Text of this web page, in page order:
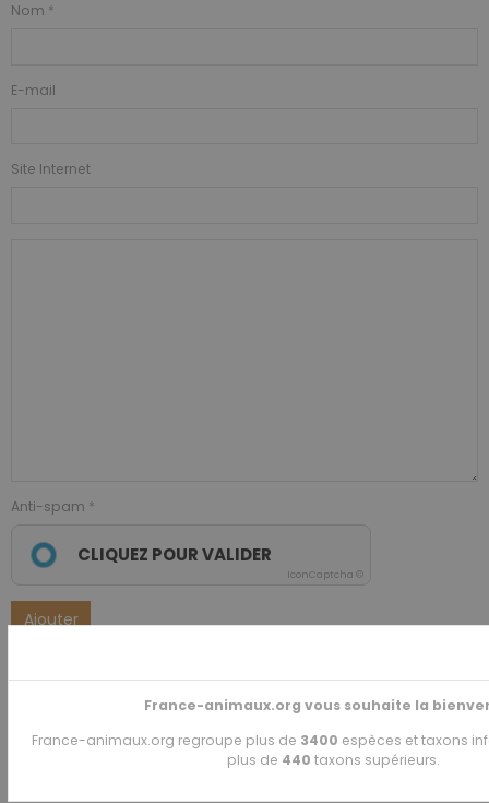
Nom
E-mail
Site Internet
Anti-spam
CLIQUEZ POUR VALIDER
IconCaptcha ©
Ajouter
France-animaux.org vous souhaite la
France-animaux.org regroupe plus de 3400 espèces et taxons
plus de 440 taxons supérieurs.